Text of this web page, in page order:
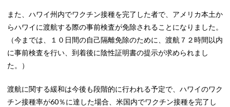
また、ハワイ州内でワクチン接種を完了した者で、アメリカ本土か
らハワイに渡航する際の事前検査が免除されることになりました。
（今までは、１０日間の自己隔離免除のために、渡航７２時間以内
に事前検査を行い、到着後に陰性証明書の提示が求められまし
た。）
渡航に関する緩和は今後も段階的に行われる予定で、ハワイのワク
チン接種率が60％に達した場合、米国内でワクチン接種を完了し